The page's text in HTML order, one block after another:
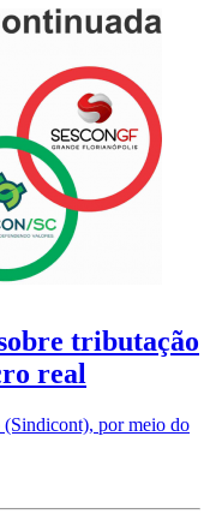
tributação
real
(Sindicont), por meio do